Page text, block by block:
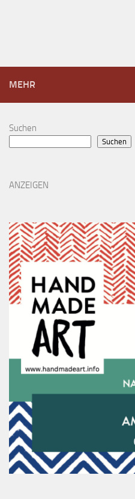
MEHR
Suchen
Suchen
ANZEIGEN